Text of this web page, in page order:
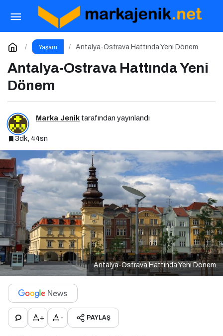
Yaşam Antalya-Ostrava Hattında Yeni Dönem
Antalya-Ostrava Hattında Yeni
Dönem
Marka Jenik tarafından yayınlandı
3dk, 44sn
Antalya-Ostrava Hattında Yeni Dönem
+ - PAYLAŞ
Yılın En Büyük E-Ticaret Fuarı: WORLDEF
Istanbul 2026
Yorum Yap